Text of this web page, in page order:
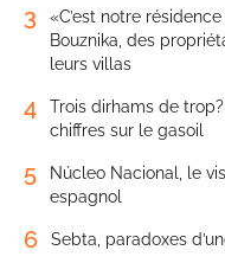
3
«C’est notre
Bouznika, des
leurs villas
4
Trois dirhams de
chiffres sur le gasoil
5
Núcleo Nacional, le
espagnol
6 Sebta, paradoxes